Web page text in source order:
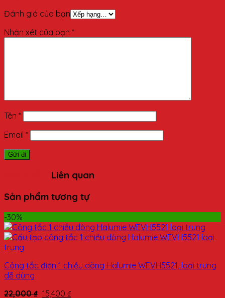
Đánh giá của bạn
Nhận xét của bạn *
Tên *
Email *
Liên quan
Sản phẩm tương tự
-30%
Công tắc điện 1 chiều dòng Halumie WEVH5521, loại trung
dễ dùng
22,000₫ 15,400 ₫